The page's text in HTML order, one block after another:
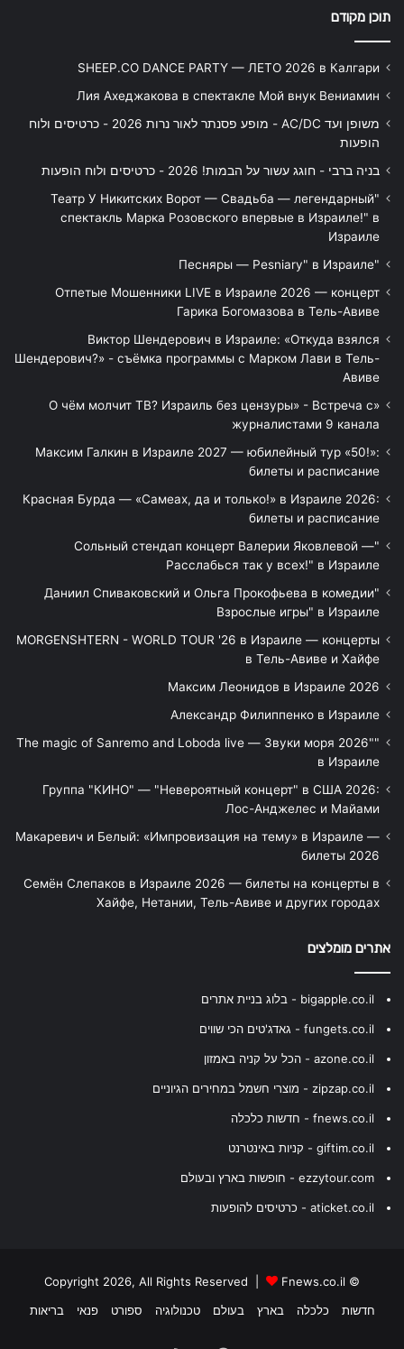
תוכן מקודם
SHEEP.CO DANCE PARTY — ЛЕТО 2026 в Калгари
Лия Ахеджакова в спектакле Мой внук Вениамин
משופן ועד AC/DC - מופע פסנתר לאור נרות 2026 - כרטיסים ולוח
הופעות
בניה ברבי - חוגג עשור על הבמות! 2026 - כרטיסים ולוח הופעות
"Театр У Никитских Ворот — Свадьба — легендарный
спектакль Марка Розовского впервые в Израиле!" в
Израиле
"Песняры — Pesniary" в Израиле
Отпетые Мошенники LIVE в Израиле 2026 — концерт
Гарика Богомазова в Тель-Авиве
Виктор Шендерович в Израиле: «Откуда взялся
Шендерович?» - съёмка программы с Марком Лави в Тель-
Авиве
«О чём молчит ТВ? Израиль без цензуры» - Встреча с
журналистами 9 канала
Максим Галкин в Израиле 2027 — юбилейный тур «50!»:
билеты и расписание
Красная Бурда — «Самеах, да и только!» в Израиле 2026:
билеты и расписание
"Сольный стендап концерт Валерии Яковлевой —
Расслабься так у всех!" в Израиле
"Даниил Спиваковский и Ольга Прокофьева в комедии
Взрослые игры" в Израиле
MORGENSHTERN - WORLD TOUR '26 в Израиле — концерты
в Тель-Авиве и Хайфе
Максим Леонидов в Израиле 2026
Александр Филиппенко в Израиле
"The magic of Sanremo and Loboda live — Звуки моря 2026"
в Израиле
Группа "КИНО" — "Невероятный концерт" в США 2026:
Лос-Анджелес и Майами
Макаревич и Белый: «Импровизация на тему» в Израиле —
билеты 2026
Семён Слепаков в Израиле 2026 — билеты на концерты в
Хайфе, Нетании, Тель-Авиве и других городах
אתרים מומלצים
bigapple.co.il - בלוג בניית אתרים
fungets.co.il - גאדג'טים הכי שווים
azone.co.il - הכל על קניה באמזון
zipzap.co.il - מוצרי חשמל במחירים הגיוניים
fnews.co.il - חדשות כלכלה
giftim.co.il - קניות באינטרנט
ezzytour.com - חופשות בארץ ובעולם
aticket.co.il - כרטיסים להופעות
© Copyright 2026, All Rights Reserved |
Fnews.co.il
חדשות
כלכלה בארץ בעולם טכנולוגיה ספורט פנאי בריאות